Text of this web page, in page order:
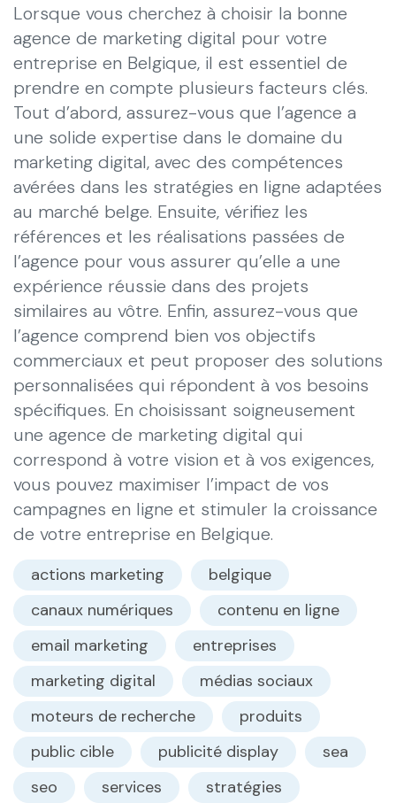
Lorsque vous cherchez à choisir la bonne
agence de marketing digital pour votre
entreprise en Belgique, il est essentiel de
prendre en compte plusieurs facteurs clés.
Tout d’abord, assurez-vous que l’agence a
une solide expertise dans le domaine du
marketing digital, avec des compétences
avérées dans les stratégies en ligne adaptées
au marché belge. Ensuite, vérifiez les
références et les réalisations passées de
l’agence pour vous assurer qu’elle a une
expérience réussie dans des projets
similaires au vôtre. Enfin, assurez-vous que
l’agence comprend bien vos objectifs
commerciaux et peut proposer des solutions
personnalisées qui répondent à vos besoins
spécifiques. En choisissant soigneusement
une agence de marketing digital qui
correspond à votre vision et à vos exigences,
vous pouvez maximiser l’impact de vos
campagnes en ligne et stimuler la croissance
de votre entreprise en Belgique.
actions marketing
belgique
canaux numériques
contenu en ligne
email marketing
entreprises
marketing digital
médias sociaux
moteurs de recherche
produits
public cible
publicité display
sea
seo
services stratégies